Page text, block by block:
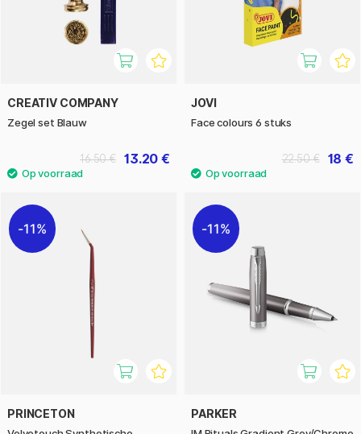
CREATIV COMPANY
Zegel set Blauw
13.20 €
16.50 €
JOVI
Face colours 6 stuks
18 €
22.50 €
11%
PRINCETON
11%
PARKER